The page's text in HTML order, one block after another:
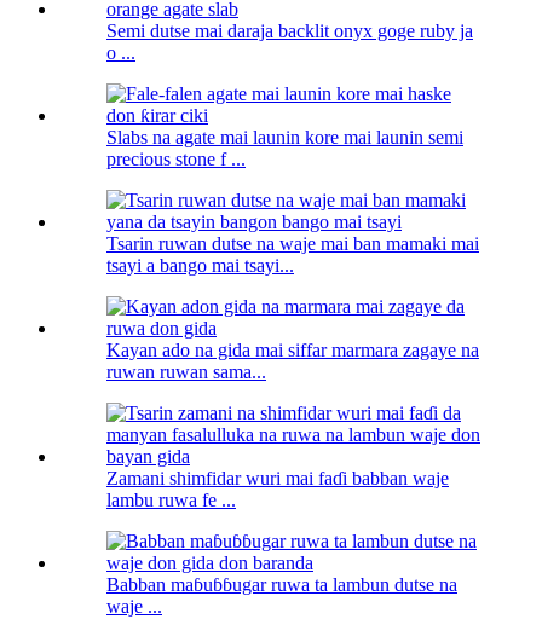
Semi dutse mai daraja backlit onyx goge ruby ​​ja
o ...
Slabs na agate mai launin kore mai launin semi
precious stone f ...
Tsarin ruwan dutse na waje mai ban mamaki mai
tsayi a bango mai tsayi...
Kayan ado na gida mai siffar marmara zagaye na
ruwan ruwan sama...
Zamani shimfidar wuri mai faɗi babban waje
lambu ruwa fe ...
Babban maɓuɓɓugar ruwa ta lambun dutse na
waje ...